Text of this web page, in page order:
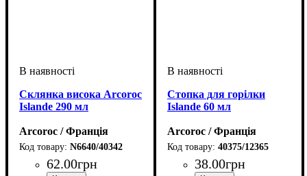
Склянка висока Arcoroc
Islande 290 мл
Arcoroc / Франція
N6640/40342
62.00грн
Стопка для горілки
Islande 60 мл
Arcoroc / Франція
40375/12365
38.00грн